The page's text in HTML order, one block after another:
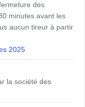
des
minutes avant les
aucun tireur à partir
2025
la société des